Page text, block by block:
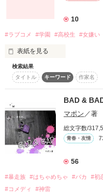
この作品は続編なので、初め
「俺、兄貴になりました」
を読んでからこの作品を読ん
よろしくお願いしますm(_ _)m
作
泣いて、笑って、成長する家
『俺、兄貴になりました』
第三弾！！
基本、翔輝目線でお送りしま
です！
「わーっ！！翔にぃが倒れた
「緊急事態発生！緊急事態発
疲労で倒れた翔輝を弟達が看
憧れの人が気になって
うっかり不良になっちゃった
ハイテンションガール
×
誰もが恐れ、誰もが慕う
最強無敵で有名な
はちゃめちゃ暴走族 “神雷”
＊
10
#ラブコメ #学園 #高校生 #女嫌い
表紙を見る
部員一名。
あらゆる悩みを解決する
所謂、なんでも屋。
「こいつの女嫌いを直してく
検索結果
タイトル
キーワード 作家名
BAD &
マポン ／著
総文字数/
青春・友情
56
#暴走族 #はちゃめちゃ #バカ #初
#コメディ
#神雷